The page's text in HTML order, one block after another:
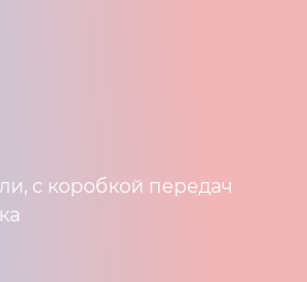
с коробкой передач